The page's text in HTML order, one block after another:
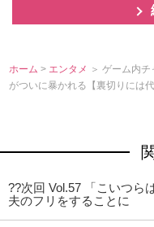
ホーム > エンタメ ＞ ゲーム内
がついに暴かれる【裏切りには代
??次回 Vol.57 「こいつら
夫のフリをすることに